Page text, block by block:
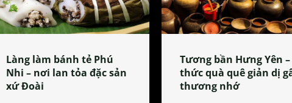
Làng làm bánh tẻ Phú
Nhi – nơi lan tỏa đặc sản
xứ Đoài
Tương bần Hưng Yên –
thức quà quê giản dị
thương nhớ